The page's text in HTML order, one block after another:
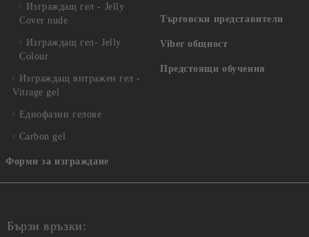
Изграждащ гел - Jelly
Cover nude
Изграждащ гел- Jelly
Colour
Изграждащ витражен гел -
Vitrage gel
Еднофазни гелове
Carbon gel
Форми за изграждане
Търговски представители
Viber общност
Предстоящи обучения
Бързи връзки: